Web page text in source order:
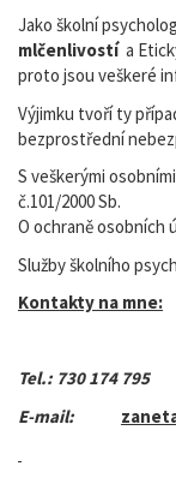
Jako školní
mlčenlivostía
proto jsou veškeré
Výjimku tvoří ty
bezprostřední
S veškerými
č.101/2000 Sb.
O ochraně osobních
Služby školního
Kontakty na mne:
Tel.: 730 174 795
E-mail: